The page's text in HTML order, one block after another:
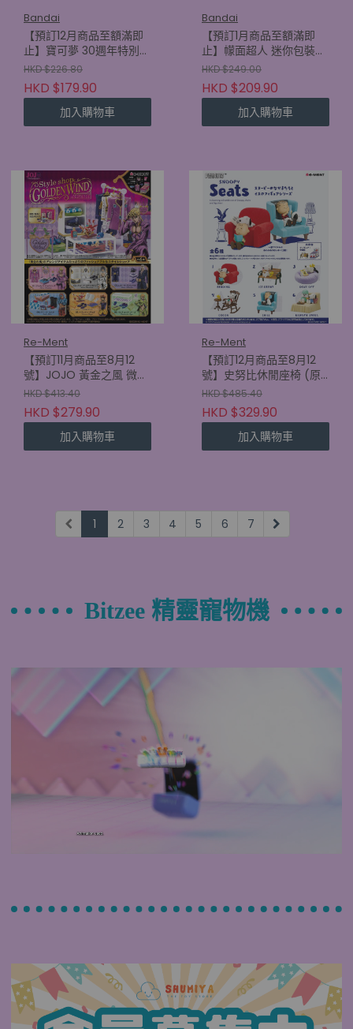
Bandai
【預訂12月商品至額滿即
止】寶可夢 30週年特別版
公仔 SP vol. (原盒12包)
(4570117935251)
HKD $226.80
HKD $179.90
加入購物車
Bandai
【預訂1月商品至額滿即
止】幪面超人 迷你包裝吊
飾 & 朱古力餅乾 2 (原盒
10件) (4570117931505)
HKD $249.00
HKD $209.90
加入購物車
Re-Ment
【預訂11月商品至8月12
號】JOJO 黃金之風 微型
擺設 (原盒6款)
(4521121700892)
HKD $413.40
HKD $279.90
加入購物車
Re-Ment
【預訂12月商品至8月12
號】史努比休閒座椅 (原
盒6款) (4521121701806)
HKD $485.40
HKD $329.90
加入購物車
1 2 3 4 5 6 7
Bitzee 精靈寵物機